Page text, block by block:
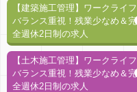
【建築施工管理】ワークライフ
バランス重視！残業少なめ＆完
全週休2日制の求人
【土木施工管理】ワークライフ
バランス重視！残業少なめ＆完
全週休2日制の求人